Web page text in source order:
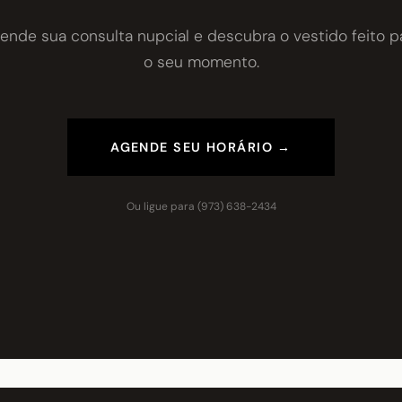
sua consulta nupcial e descubra o vestido feito
o seu momento.
AGENDE SEU HORÁRIO →
Ou ligue para (973) 638-2434